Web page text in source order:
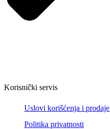
Korisnički servis
Uslovi korišćenja i prodaje
Politika privatnosti